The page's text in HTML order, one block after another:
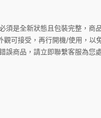
是全新狀態且包裝完整，商
可接受，再行開機/使用，以
商品，請立即聯繫客服為您